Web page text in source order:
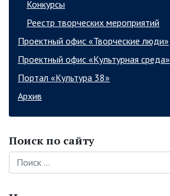
Конкурсы
Реестр творческих мероприятий
Проектный офис «Творческие люди»
Проектный офис «Культурная среда»
Портал «Культура 38»
Архив
Поиск по сайту
Поиск